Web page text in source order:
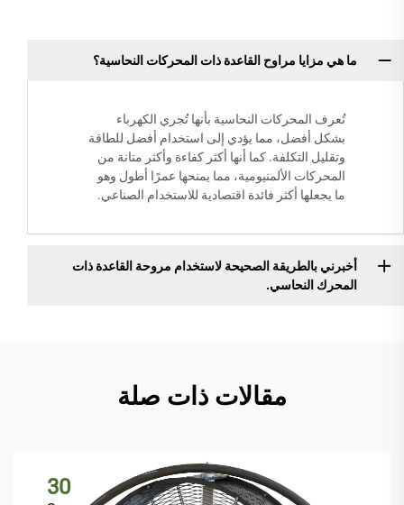
ما هي مزايا مراوح القاعدة ذات المحركات النحاسية؟
تُعرف المحركات النحاسية بأنها تُجري الكهرباء
بشكل أفضل، مما يؤدي إلى استخدام أفضل للطاقة
وتقليل التكلفة. كما أنها أكثر كفاءة وأكثر متانة من
المحركات الألمنيومية، مما يمنحها عمرًا أطول وهو
ما يجعلها أكثر فائدة اقتصادية للاستخدام الصناعي.
أخبرني بالطريقة الصحيحة لاستخدام مروحة القاعدة ذات
المحرك النحاسي.
مقالات ذات صلة
30